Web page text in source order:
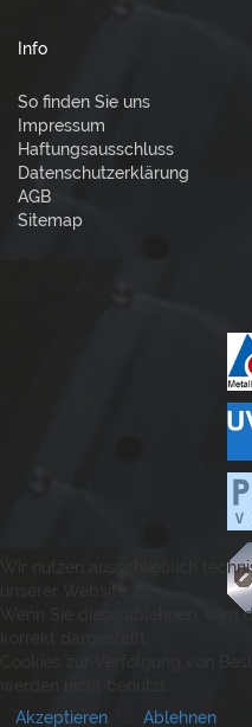
Info
So finden Sie uns
Impressum
Haftungsausschluss
Datenschutzerklärung
AGB
Sitemap
Wir nutzen ausschließlich
Wenn Sie diese ablehnen, wird
Akzeptieren
Ablehnen